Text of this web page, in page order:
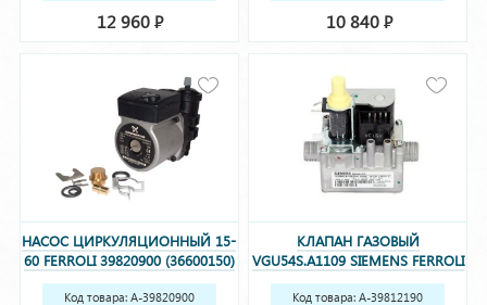
12 960Р
38325443)
10 840 Р
НАСОС ЦИРКУЛЯЦИОННЫЙ 15-
60 FERROLI 39820900 (36600150)
Код товара: A-39820900
КЛАПАН ГАЗОВЫЙ
VGU54S.A1109 SIEMENS FERROLI
39812190 (36800400)
Код товара: A-39812190